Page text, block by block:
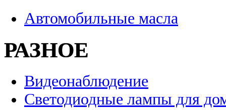
Автомобильные масла
РАЗНОЕ
Видеонаблюдение
Светодиодные лампы для